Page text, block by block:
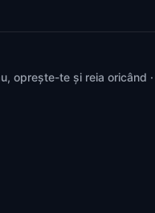
oprește-te și reia